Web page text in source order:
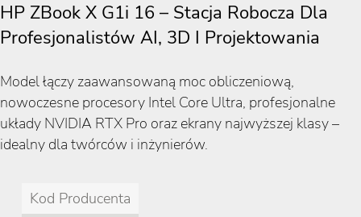
HP ZBook X G1i 16 – Stacja Robocza Dla
Profesjonalistów AI, 3D I Projektowania
Model łączy zaawansowaną moc obliczeniową,
nowoczesne procesory Intel Core Ultra, profesjonalne
układy NVIDIA RTX Pro oraz ekrany najwyższej klasy –
idealny dla twórców i inżynierów.
Kod Producenta